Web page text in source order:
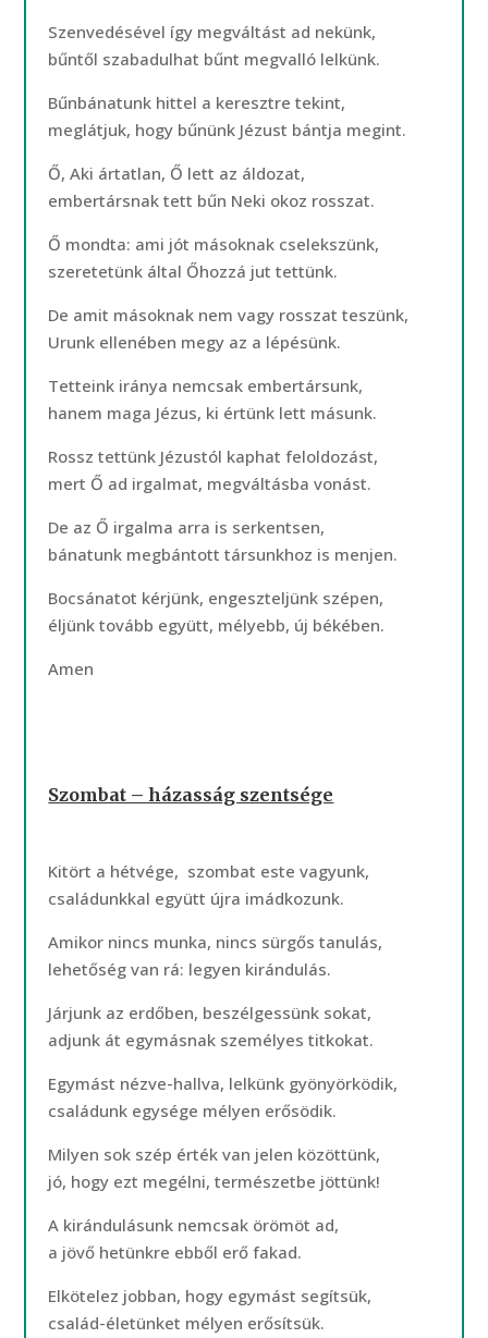
Szenvedésével így megváltást ad nekünk,
bűntől szabadulhat bűnt megvalló lelkünk.
Bűnbánatunk hittel a keresztre tekint,
meglátjuk, hogy bűnünk Jézust bántja megint.
Ő, Aki ártatlan, Ő lett az áldozat,
embertársnak tett bűn Neki okoz rosszat.
Ő mondta: ami jót másoknak cselekszünk,
szeretetünk által Őhozzá jut tettünk.
De amit másoknak nem vagy rosszat teszünk,
Urunk ellenében megy az a lépésünk.
Tetteink iránya nemcsak embertársunk,
hanem maga Jézus, ki értünk lett másunk.
Rossz tettünk Jézustól kaphat feloldozást,
mert Ő ad irgalmat, megváltásba vonást.
De az Ő irgalma arra is serkentsen,
bánatunk megbántott társunkhoz is menjen.
Bocsánatot kérjünk, engeszteljünk szépen,
éljünk tovább együtt, mélyebb, új békében.
Amen
Szombat – házasság szentsége
Kitört a hétvége, szombat este vagyunk,
családunkkal együtt újra imádkozunk.
Amikor nincs munka, nincs sürgős tanulás,
lehetőség van rá: legyen kirándulás.
Járjunk az erdőben, beszélgessünk sokat,
adjunk át egymásnak személyes titkokat.
Egymást nézve-hallva, lelkünk gyönyörködik,
családunk egysége mélyen erősödik.
Milyen sok szép érték van jelen közöttünk,
jó, hogy ezt megélni, természetbe jöttünk!
A kirándulásunk nemcsak örömöt ad,
a jövő hetünkre ebből erő fakad.
Elkötelez jobban, hogy egymást segítsük,
család-életünket mélyen erősítsük.